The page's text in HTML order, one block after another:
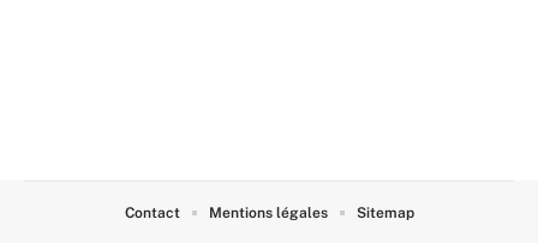
Contact Mentions légales Sitemap